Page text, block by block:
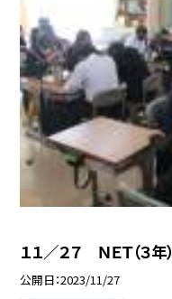
１１／２７ ＮＥＴ（３年）
公開日 2023/11/27